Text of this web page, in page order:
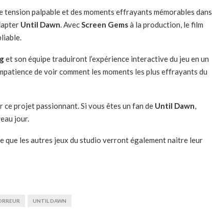
tension palpable et des moments effrayants mémorables dans
Until Dawn. AvecScreen Gemsà la production, le film
et son équipe traduiront l’expérience interactive du jeu en un
de voir comment les moments les plus effrayants du
ce projet passionnant. Si vous êtes un fan de Until Dawn,
jour.
que les autres jeux du studio verront également naitre leur
UNTIL DAWN